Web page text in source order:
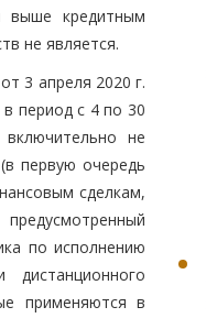
выше кредитным
не является.
3 апреля 2020 г.
период с 4 по 30
не
первую очередь
сделкам,
по исполнению
применяются в